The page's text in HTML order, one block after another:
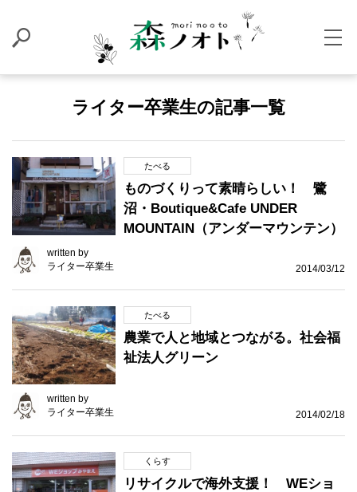
ライター卒業生の記事一覧
たべる
ものづくりって素晴らしい！ 鷺
沼・Boutique&Cafe UNDER
MOUNTAIN（アンダーマウンテン）
written by
ライター卒業生
2014/03/12
たべる
農業で人と地域とつながる。社会福
祉法人グリーン
written by
ライター卒業生
2014/02/18
くらす
リサイクルで海外支援！ WEショ